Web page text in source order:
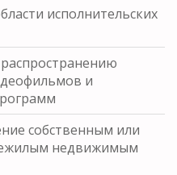
исполнительских
и
собственным или
недвижимым